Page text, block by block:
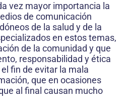
vez mayor importancia la
de comunicación
de la salud y de la
en estos temas,
de la comunidad y que
responsabilidad y ética
fin de evitar la mala
que en ocasiones
al final causan mucho